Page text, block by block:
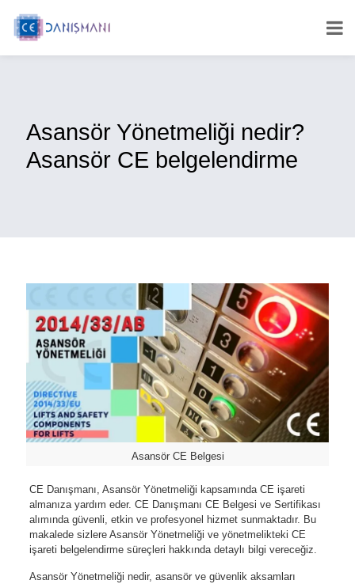
Asansör Yönetmeliği nedir?
Asansör CE belgelendirme
Asansör CE Belgesi
CE Danışmanı, Asansör Yönetmeliği kapsamında CE işareti
almanıza yardım eder. CE Danışmanı CE Belgesi ve Sertifikası
alımında güvenli, etkin ve profesyonel hizmet sunmaktadır. Bu
makalede sizlere Asansör Yönetmeliği ve yönetmelikteki CE
işareti belgelendirme süreçleri hakkında detaylı bilgi vereceğiz.
Asansör Yönetmeliği nedir, asansör ve güvenlik aksamları